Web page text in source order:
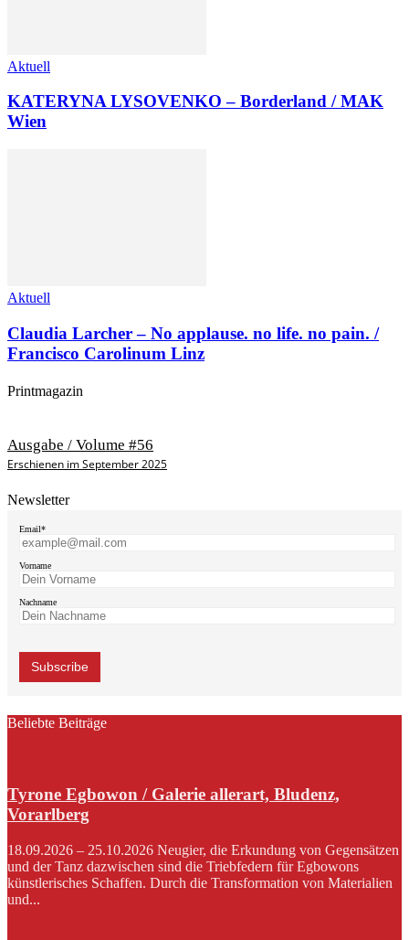
Aktuell
KATERYNA LYSOVENKO – Borderland / MAK
Wien
Aktuell
Claudia Larcher – No applause. no life. no pain. /
Francisco Carolinum Linz
Printmagazin
Ausgabe / Volume #56
Erschienen im September 2025
Newsletter
Email*
Vorname
Nachname
Beliebte Beiträge
Tyrone Egbowon / Galerie allerart, Bludenz,
Vorarlberg
18.09.2026 – 25.10.2026 Neugier, die Erkundung von Gegensätzen
und der Tanz dazwischen sind die Triebfedern für Egbowons
künstlerisches Schaffen. Durch die Transformation von Materialien
und...